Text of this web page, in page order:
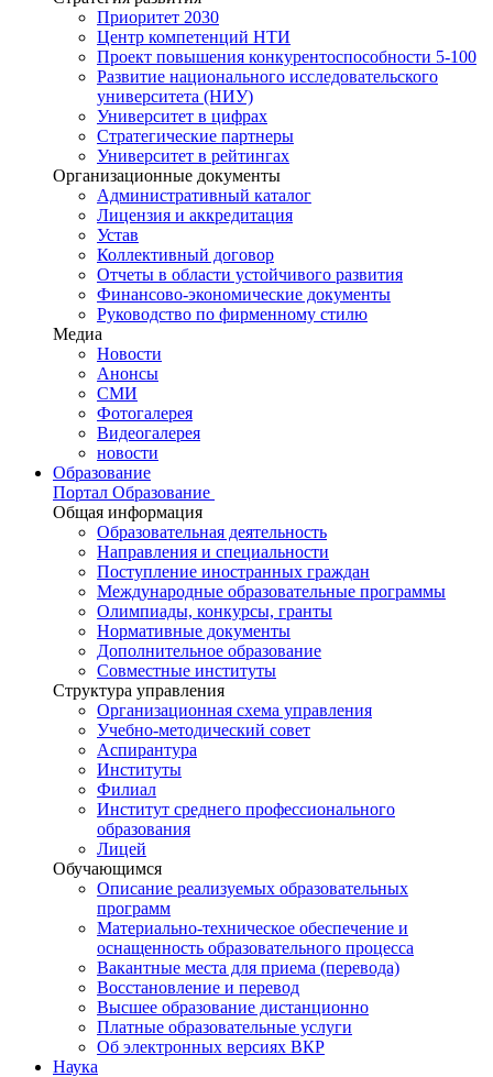
Приоритет 2030
Центр компетенций НТИ
Проект повышения конкурентоспособности 5-100
Развитие национального исследовательского
университета (НИУ)
Университет в цифрах
Стратегические партнеры
Университет в рейтингах
Организационные документы
Административный каталог
Лицензия и аккредитация
Устав
Коллективный договор
Отчеты в области устойчивого развития
Финансово-экономические документы
Руководство по фирменному стилю
Медиа
Новости
Анонсы
СМИ
Фотогалерея
Видеогалерея
новости
Образование
Портал Образование
Общая информация
Образовательная деятельность
Направления и специальности
Поступление иностранных граждан
Международные образовательные программы
Олимпиады, конкурсы, гранты
Нормативные документы
Дополнительное образование
Совместные институты
Структура управления
Организационная схема управления
Учебно-методический совет
Аспирантура
Институты
Филиал
Институт среднего профессионального
образования
Лицей
Обучающимся
Описание реализуемых образовательных
программ
Материально-техническое обеспечение и
оснащенность образовательного процесса
Вакантные места для приема (перевода)
Восстановление и перевод
Высшее образование дистанционно
Платные образовательные услуги
Об электронных версиях ВКР
Наука